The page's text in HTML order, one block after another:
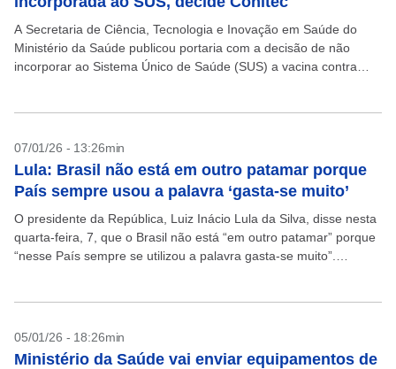
A Secretaria de Ciência, Tecnologia e Inovação em Saúde do
Ministério da Saúde publicou portaria com a decisão de não
incorporar ao Sistema Único de Saúde (SUS) a vacina contra
07/01/26 - 13:26min
Lula: Brasil não está em outro patamar porque
País sempre usou a palavra ‘gasta-se muito’
O presidente da República, Luiz Inácio Lula da Silva, disse nesta
quarta-feira, 7, que o Brasil não está “em outro patamar” porque
“nesse País sempre se utilizou a palavra gasta-se muito”.
05/01/26 - 18:26min
Ministério da Saúde vai enviar equipamentos de